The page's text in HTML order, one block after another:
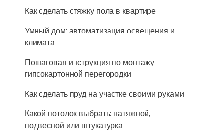
Как сделать стяжку пола в квартире
Умный дом: автоматизация освещения и
климата
Пошаговая инструкция по монтажу
гипсокартонной перегородки
Как сделать пруд на участке своими руками
Какой потолок выбрать: натяжной,
подвесной или штукатурка